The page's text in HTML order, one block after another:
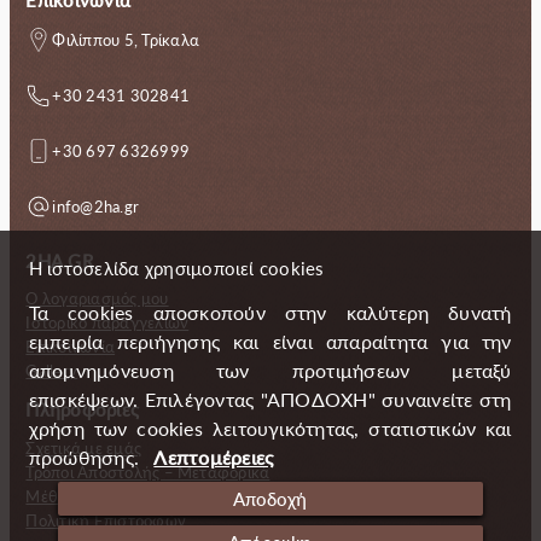
Φιλίππου 5, Τρίκαλα
+30 2431 302841
+30 697 6326999
info@2ha.gr
2HA.GR
Ο λογαριασμός μου
Ιστορικό παραγγελιών
Επικοινωνία
Gallery
Πληροφορίες
Σχετικά με εμάς
Τρόποι Αποστολής – Μεταφορικά
Μέθοδοι πληρωμής
Πολιτική Επιστροφών
Η ιστοσελίδα χρησιμοποιεί cookies
Τα cookies αποσκοπούν στην καλύτερη δυνατή
εμπειρία περιήγησης και είναι απαραίτητα για την
απομνημόνευση των προτιμήσεων μεταξύ
επισκέψεων. Επιλέγοντας "ΑΠΟΔΟΧΗ" συναινείτε στη
χρήση των cookies λειτουγικότητας, στατιστικών και
προώθησης.
Λεπτομέρειες
Αποδοχή